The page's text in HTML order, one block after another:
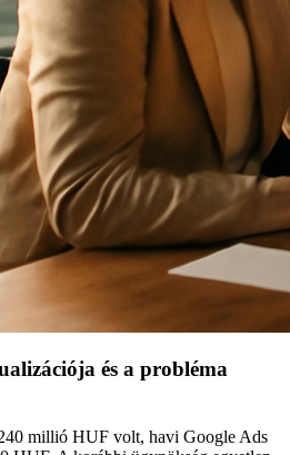
és a probléma
millió HUF volt, havi Google Ads